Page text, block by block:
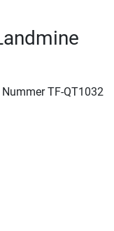
NummerTF-QT1032